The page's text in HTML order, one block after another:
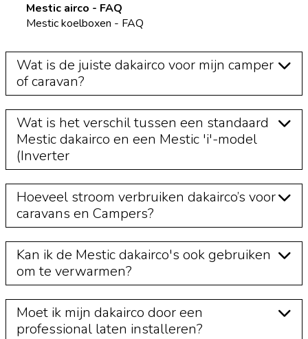
Mestic airco - FAQ
Mestic koelboxen - FAQ
Wat is de juiste dakairco voor mijn camper
of caravan?
Wat is het verschil tussen een standaard
Mestic dakairco en een Mestic 'i'-model
(Inverter
Hoeveel stroom verbruiken dakairco’s voor
caravans en Campers?
Kan ik de Mestic dakairco's ook gebruiken
om te verwarmen?
Moet ik mijn dakairco door een
professional laten installeren?